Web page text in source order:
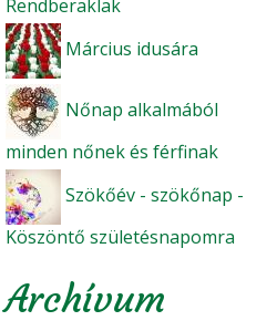
Rendberaklak
Március idusára
Nőnap alkalmából
minden nőnek és férfinak
Szökőév - szökőnap -
Köszöntő születésnapomra
Archívum